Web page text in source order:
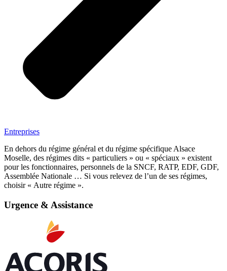
Entreprises
En dehors du régime général et du régime spécifique Alsace
Moselle, des régimes dits « particuliers » ou « spéciaux » existent
pour les fonctionnaires, personnels de la SNCF, RATP, EDF, GDF,
Assemblée Nationale … Si vous relevez de l’un de ses régimes,
choisir « Autre régime ».
Urgence & Assistance